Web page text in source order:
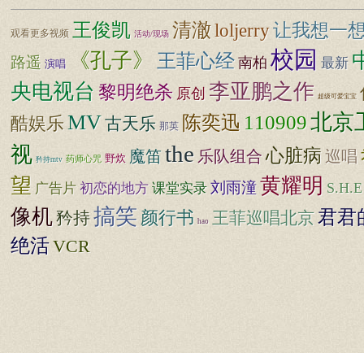
观看更多视频 王俊凯 活动/现场 清澈loljerry让我想一
路遥 演唱 《孔子》 王菲心经 南柏 校园 最新
央电视台 黎明绝杀 原创 李亚鹏之作 超级可爱宝宝
酷娱乐MV古天乐 那英 陈奕迅 110909北京
视 矜持mtv 药师心咒 野炊 魔笛the 乐队组合心脏病巡唱
望 广告片 初恋的地方 课堂实录 刘雨潼黄耀明 S.H.E
像机矜持搞笑 颜行书 hao 王菲巡唱北京君君
绝活VCR